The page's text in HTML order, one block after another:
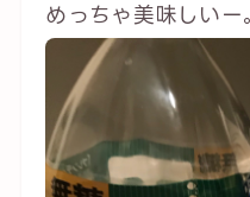
めっちゃ美味しいー